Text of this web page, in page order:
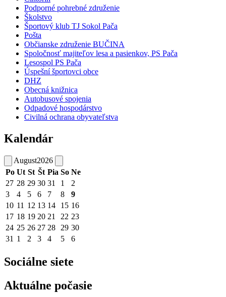
Podporné pohrebné združenie
Školstvo
Športový klub TJ Sokol Pača
Pošta
Občianske združenie BUČINA
Spoločnosť majiteľov lesa a pasienkov, PS Pača
Lesospol PS Pača
Úspešní športovci obce
DHZ
Obecná knižnica
Autobusové spojenia
Odpadové hospodárstvo
Civilná ochrana obyvateľstva
Kalendár
August2026
Po Ut St Št Pia So Ne
27 28 29 30 31 1
2
3
4 5 6 7 8
9
10 11 12 13 14 15 16
17 18 19 20 21 22 23
24 25 26 27 28 29 30
31 1 2 3 4 5 6
Sociálne siete
Aktuálne počasie